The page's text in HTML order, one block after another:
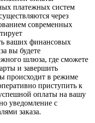
платежных систем
через
современных
ваших финансовых
вы будете
шлюза, где сможете
и завершить
происходит в режиме
приступить к
оплаты на вашу
уведомление с
заказа.